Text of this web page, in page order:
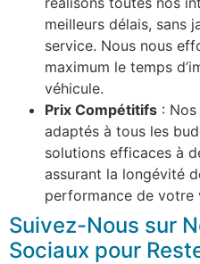
meilleurs délais, sans
service. Nous nous
maximum le temps
véhicule.
Prix ​​Compétitifs :
adaptés à tous les
solutions efficaces à
assurant la longévité
performance de votre
Suivez-Nous sur
Sociaux pour